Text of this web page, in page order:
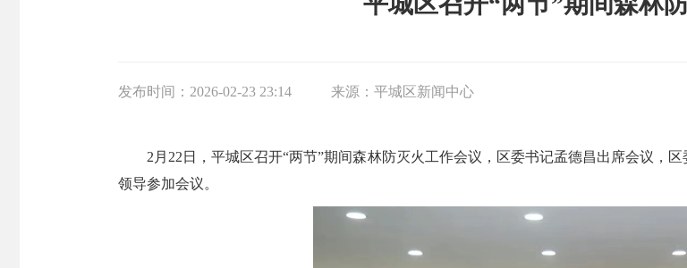
发布时间： 2026-02-23 23:14 来源： 平城区新闻中心
2月22日，平城区召开“两节”期间森林防灭火工作会议，区委书记孟德昌出席会议，
领导参加会议。